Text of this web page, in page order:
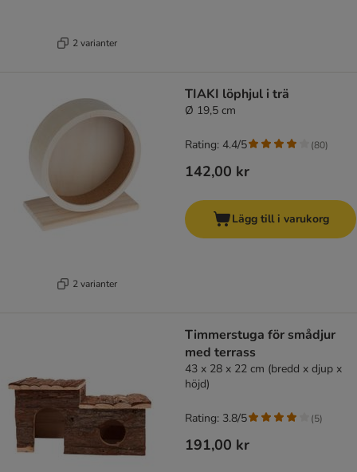
2 varianter
2 varianter
TIAKI löphjul i trä
Ø 19,5 cm
142,00 kr
Rating: 4.4/5 (80)
Lägg till i varukorg
Timmerstuga för smådjur
med terrass
43 x 28 x 22 cm (bredd x djup x
höjd)
191,00 kr
Rating: 3.8/5 (5)